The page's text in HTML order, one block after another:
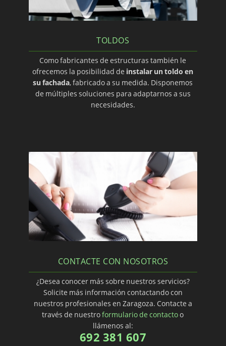
TOLDOS
Como fabricantes de estructuras también le
ofrecemos la posibilidad de instalar un toldo en
su fachada, fabricado a su medida. Disponemos
de múltiples soluciones para adaptarnos a sus
necesidades.
CONTACTE CON NOSOTROS
¿Desea conocer más sobre nuestros servicios?
Solicite más información contactando con
nuestros profesionales en Zaragoza. Contacte a
través de nuestroformulario de contactoo
llámenos al:
692 381 607